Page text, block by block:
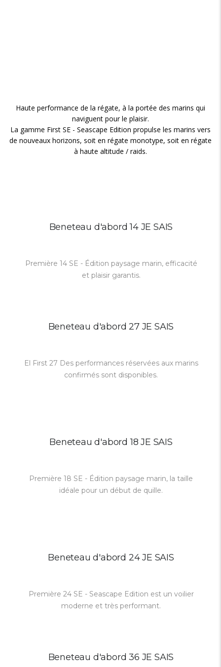
Haute performance de la régate, à la portée des marins qui
naviguent pour le plaisir.
La gamme First SE - Seascape Edition propulse les marins vers
de nouveaux horizons, soit en régate monotype, soit en régate
à haute altitude / raids.
Beneteau d'abord 14 JE SAIS
Première 14 SE - Édition paysage marin, efficacité
et plaisir garantis.
Beneteau d'abord 27 JE SAIS
El First 27 Des performances réservées aux marins
confirmés sont disponibles.
Beneteau d'abord 18 JE SAIS
Première 18 SE - Édition paysage marin, la taille
idéale pour un début de quille.
Beneteau d'abord 24 JE SAIS
Première 24 SE - Seascape Edition est un voilier
moderne et très performant.
Beneteau d'abord 36 JE SAIS